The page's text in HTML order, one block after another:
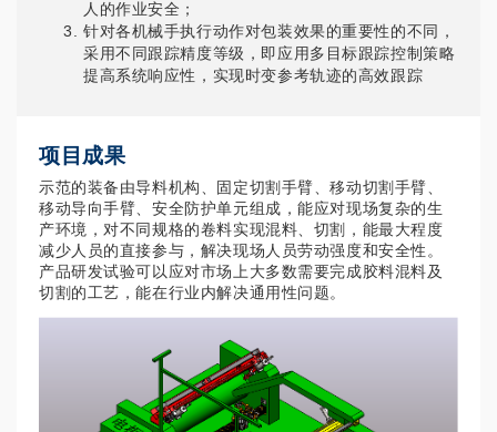
人的作业安全；
针对各机械手执行动作对包装效果的重要性的不同，
采用不同跟踪精度等级，即应用多目标跟踪控制策略
提高系统响应性，实现时变参考轨迹的高效跟踪
项目成果
示范的装备由导料机构、固定切割手臂、移动切割手臂、
移动导向手臂、安全防护单元组成，能应对现场复杂的生
产环境，对不同规格的卷料实现混料、切割，能最大程度
减少人员的直接参与，解决现场人员劳动强度和安全性。
产品研发试验可以应对市场上大多数需要完成胶料混料及
切割的工艺，能在行业内解决通用性问题。